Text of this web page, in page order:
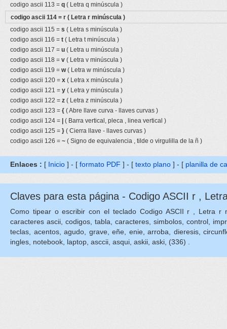
codigo ascii 113 = q ( Letra q minúscula )
codigo ascii 114 = r ( Letra r minúscula )
codigo ascii 115 = s ( Letra s minúscula )
codigo ascii 116 = t ( Letra t minúscula )
codigo ascii 117 = u ( Letra u minúscula )
codigo ascii 118 = v ( Letra v minúscula )
codigo ascii 119 = w( Letra w minúscula )
codigo ascii 120 = x ( Letra x minúscula )
codigo ascii 121 = y ( Letra y minúscula )
codigo ascii 122 = z ( Letra z minúscula )
codigo ascii 123 = { ( Abre llave curva - llaves curvas )
codigo ascii 124 =
( Barra vertical, pleca , linea vertical )
codigo ascii 125 = } ( Cierra llave - llaves curvas )
codigo ascii 126 = ~ ( Signo de equivalencia , tilde o virgulilla de la ñ )
Enlaces : [ Inicio ] - [ formato PDF ] - [ texto plano ] - [ planilla de
Claves para esta página - Codigo ASCII r ,
Como tipear o escribir con el teclado Codigo ASCII r , Letra r
caracteres ascii, codigos, tabla, caracteres, simbolos, control,
teclas, acentos, agudo, grave, eñe, enie, arroba, dieresis,
ingles, notebook, laptop, asccii, asqui, askii, aski, (336) .